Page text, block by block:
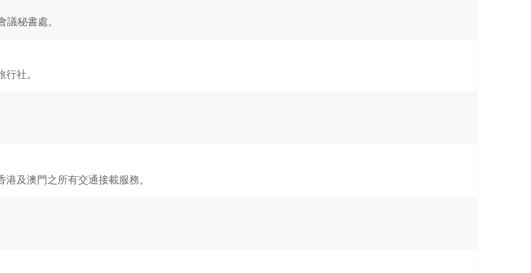
議秘書處。
社。
及澳門之所有交通接載服務。